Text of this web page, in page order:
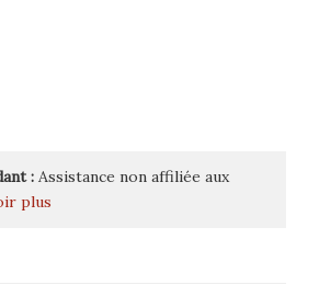
: Assistance non affiliée aux
plus